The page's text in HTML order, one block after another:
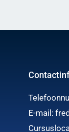
E-mail: